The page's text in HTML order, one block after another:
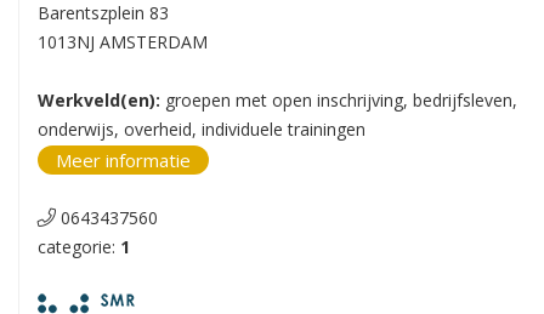
Barentszplein 83
1013NJ AMSTERDAM
Werkveld(en): groepen met open inschrijving, bedrijfsleven,
onderwijs, overheid, individuele trainingen
Meer informatie
0643437560
categorie: 1